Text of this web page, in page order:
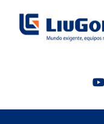
contenido